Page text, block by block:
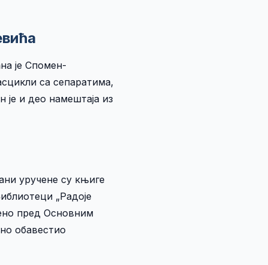
је Спомен-
са сепаратима,
и део намештаја из
уручене су књиге
„Радоје
пред Основним
обавестио